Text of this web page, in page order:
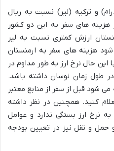
و ترکیه (لیر) نسبت به ریال
هزینه های سفر به این دو کشور
ارزش کمتری نسبت به لیر
هزینه های سفر به ارمنستان
این حال نرخ ارز به طور مداوم در
طول زمان نوسان داشته باشد.
می شود قبل از سفر از منابع معتبر
کنید. همچنین در نظر داشته
نرخ ارز بستگی ندارد و عوامل
حمل و نقل نیز در تعیین بودجه